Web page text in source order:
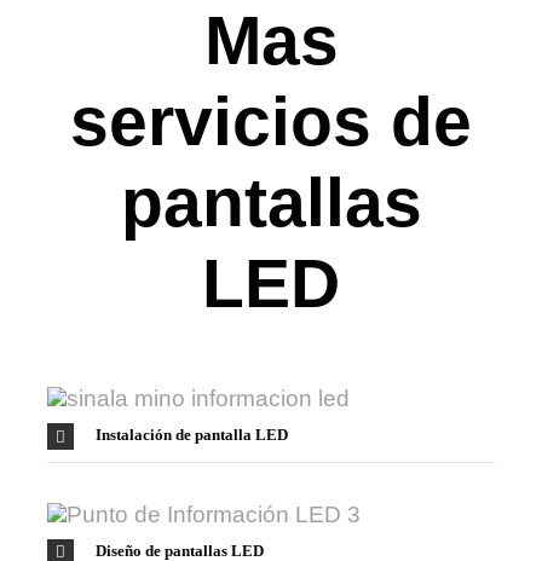
Mas
servicios de
pantallas
LED
Instalación de pantalla LED
Diseño de pantallas LED